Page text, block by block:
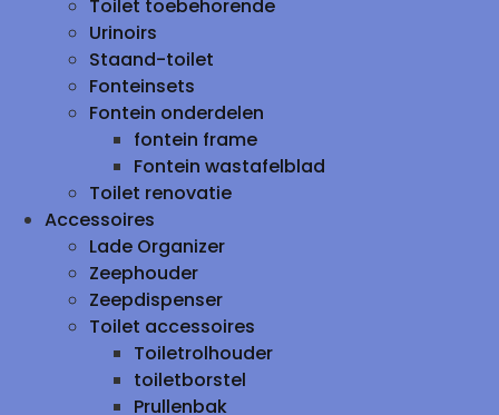
Toilet toebehorende
Urinoirs
Staand-toilet
Fonteinsets
Fontein onderdelen
fontein frame
Fontein wastafelblad
Toilet renovatie
Accessoires
Lade Organizer
Zeephouder
Zeepdispenser
Toilet accessoires
Toiletrolhouder
toiletborstel
Prullenbak